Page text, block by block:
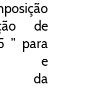
de
” para
e
da